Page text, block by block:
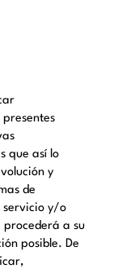
que así lo
y
de
servicio y/o
procederá a su
posible. De